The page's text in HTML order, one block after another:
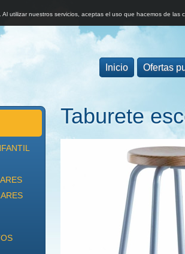
utilizar nuestros servicios, aceptas el uso que hacemos de las
Inicio Ofertas
Taburete